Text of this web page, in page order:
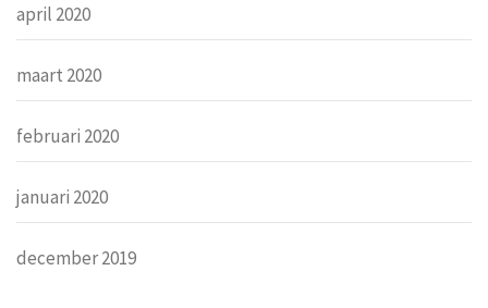
april 2020
maart 2020
februari 2020
januari 2020
december 2019